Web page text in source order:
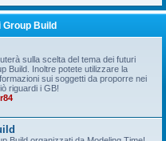
Group Build
sulla scelta del tema dei futuri
Build. Inoltre potete utilizzare la
sui soggetti da proporre nei
riguardi i GB!